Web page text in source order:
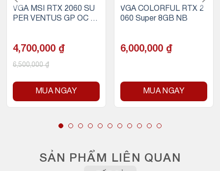
VGA MSI RTX 2060 SU
PER VENTUS GP OC 8
4,700,000 ₫
6,500,000₫
MUA NGAY
VGA COLORFUL RTX 2
060 Super 8GB NB
6,000,000 ₫
MUA NGAY
SẢN PHẨM LIÊN QUAN